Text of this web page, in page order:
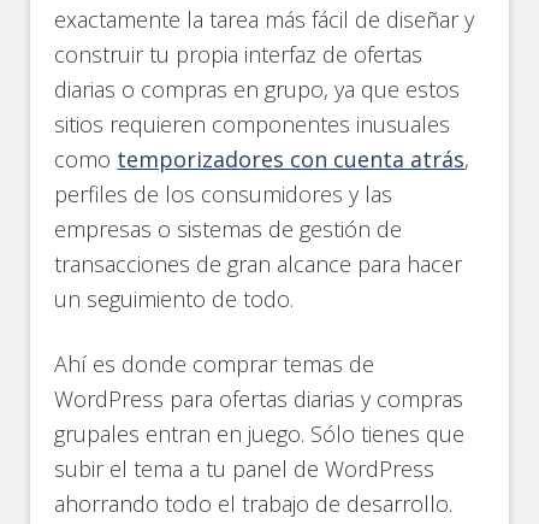
exactamente la tarea más fácil de diseñar y
construir tu propia interfaz de ofertas
diarias o compras en grupo, ya que estos
sitios requieren componentes inusuales
como temporizadores con cuenta atrás,
perfiles de los consumidores y las
empresas o sistemas de gestión de
transacciones de gran alcance para hacer
un seguimiento de todo.
Ahí es donde comprar temas de
WordPress para ofertas diarias y compras
grupales entran en juego. Sólo tienes que
subir el tema a tu panel de WordPress
ahorrando todo el trabajo de desarrollo.